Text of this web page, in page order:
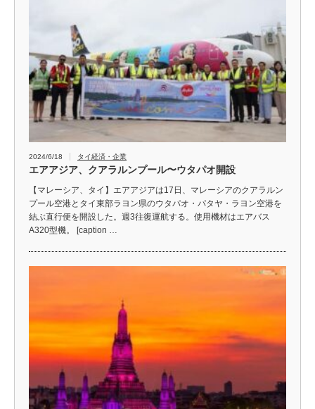
2024/6/18 タイ経済・企業
エアアジア、クアラルンプール〜ウタパオ開設
【マレーシア、タイ】エアアジアは17日、マレーシアのクアラルン
プール空港とタイ東部ラヨン県のウタパオ・パタヤ・ラヨン空港を
結ぶ直行便を開設した。週3往復運航する。使用機材はエアバス
A320型機。 [caption …